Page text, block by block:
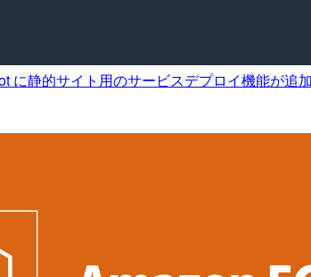
に静的サイト用のサービスデプロイ機能が追